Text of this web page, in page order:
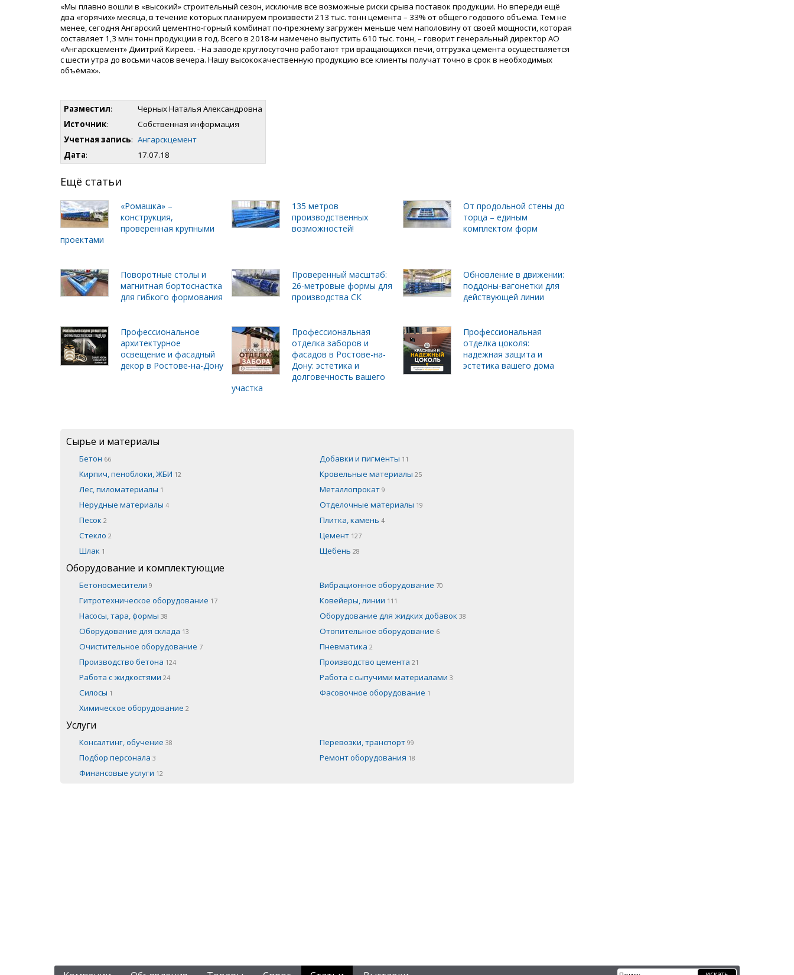
«Мы плавно вошли в «высокий» строительный сезон, исключив все возможные риски срыва поставок продукции. Но впереди ещё
два «горячих» месяца, в течение которых планируем произвести 213 тыс. тонн цемента – 33% от общего годового объёма. Тем не
менее, сегодня Ангарский цементно-горный комбинат по-прежнему загружен меньше чем наполовину от своей мощности, которая
составляет 1,3 млн тонн продукции в год. Всего в 2018-м намечено выпустить 610 тыс. тонн, – говорит генеральный директор АО
«Ангарскцемент» Дмитрий Киреев. - На заводе круглосуточно работают три вращающихся печи, отгрузка цемента осуществляется
с шести утра до восьми часов вечера. Нашу высококачественную продукцию все клиенты получат точно в срок в необходимых
объёмах».
Разместил:
Черных Наталья Александровна
Источник:
Собственная информация
Учетная запись: Ангарскцемент
Дата: 17.07.18
Ещё статьи
«Ромашка» –
конструкция,
проверенная крупными
проектами
135 метров
производственных
возможностей!
От продольной стены до
торца – единым
комплектом форм
Поворотные столы и
магнитная бортоснастка
для гибкого формования
Проверенный масштаб:
26-метровые формы для
производства СК
Обновление в движении:
поддоны-вагонетки для
действующей линии
Профессиональное
архитектурное
освещение и фасадный
декор в Ростове-на-Дону
Профессиональная
отделка заборов и
фасадов в Ростове-на-
Дону: эстетика и
долговечность вашего
участка
Профессиональная
отделка цоколя:
надежная защита и
эстетика вашего дома
Сырье и материалы
Бетон 66 Добавки и пигменты 11
Кирпич, пеноблоки, ЖБИ 12 Кровельные материалы 25
Лес, пиломатериалы 1 Металлопрокат 9
Нерудные материалы 4 Отделочные материалы 19
Песок 2 Плитка, камень 4
Стекло 2 Цемент 127
Шлак 1 Щебень 28
Оборудование и комплектующие
Бетоносмесители 9 Вибрационное оборудование 70
Гитротехническое оборудование 17 Ковейеры, линии 111
Насосы, тара, формы 38 Оборудование для жидких добавок 38
Оборудование для склада 13 Отопительное оборудование 6
Очистительное оборудование 7 Пневматика 2
Производство бетона 124 Производство цемента 21
Работа с жидкостями 24 Работа с сыпучими материалами 3
Силосы 1 Фасовочное оборудование 1
Химическое оборудование 2
Услуги
Консалтинг, обучение 38 Перевозки, транспорт 99
Подбор персонала 3 Ремонт оборудования 18
Финансовые услуги 12